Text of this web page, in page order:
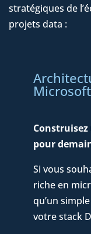
stratégiques de
projets data :
pour
Si vous
riche en
qu’un
votre stack